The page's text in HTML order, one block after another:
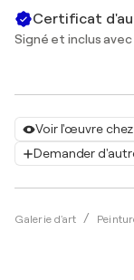
Voir l'œuvre
Demander
Galerie d'art
Certificat
Signé et inclus